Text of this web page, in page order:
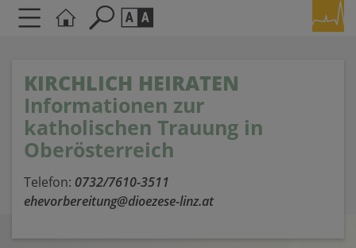
Schriftgröße
AAA
Kontrasteinstellungen
A A A A A
KIRCHLICH HEIRATEN
Informationen zur
katholischen Trauung in
Oberösterreich
Telefon: 0732/7610-3511
ehevorbereitung@dioezese-linz.at